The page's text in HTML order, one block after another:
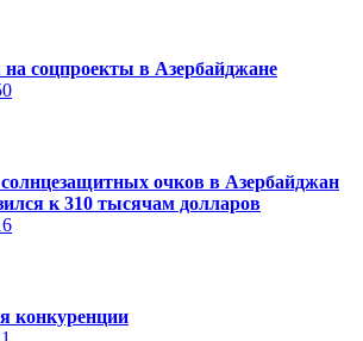
на соцпроекты в Азербайджане
очков в Азербайджан
к 310 тысячам долларов
конкуренции